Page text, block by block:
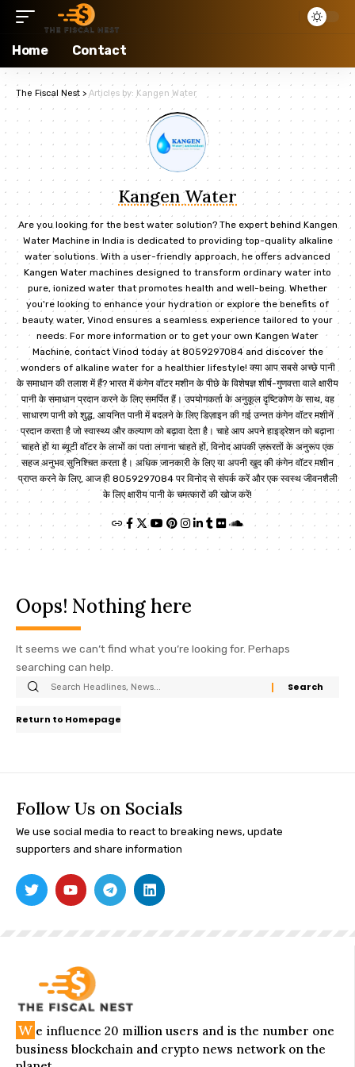
Home Contact
The Fiscal Nest > Articles by: Kangen Water
Kangen Water
Are you looking for the best water solution? The expert behindKangen
WaterMachine in India is dedicated to providing top-quality alkaline
water solutions. With a user-friendly approach, he offers advanced
Kangen Water machines designed to transform ordinary water into
pure, ionized water that promotes health and well-being. Whether
you're looking to enhance your hydration or explore the benefits of
beauty water, Vinod ensures a seamless experience tailored to your
needs. For more information or to get your ownKangen Water
Machine, contact Vinod today at 8059297084 and discover the
wonders of alkaline water for a healthier lifestyle! क्या आप सबसे अच्छे पानी
के समाधान की तलाश में हैं? भारत में कंगेन वॉटर मशीन के पीछे के विशेषज्ञ शीर्ष-गुणवत्ता वाले क्षारीय
पानी के समाधान प्रदान करने के लिए समर्पित हैं। उपयोगकर्ता के अनुकूल दृष्टिकोण के साथ, वह
साधारण पानी को शुद्ध, आयनित पानी में बदलने के लिए डिज़ाइन की गई उन्नत कंगेन वॉटर मशीनें
प्रदान करता है जो स्वास्थ्य और कल्याण को बढ़ावा देता है। चाहे आप अपने हाइड्रेशन को बढ़ाना
चाहते हों या ब्यूटी वॉटर के लाभों का पता लगाना चाहते हों, विनोद आपकी ज़रूरतों के अनुरूप एक
सहज अनुभव सुनिश्चित करता है। अधिक जानकारी के लिए या अपनी खुद की कंगेन वॉटर मशीन
प्राप्त करने के लिए, आज ही 8059297084 पर विनोद से संपर्क करें और एक स्वस्थ जीवनशैली
के लिए क्षारीय पानी के चमत्कारों की खोज करें!
Oops! Nothing here
It seems we can’t find what you’re looking for. Perhaps
searching can help.
Return to Homepage
Follow Us on Socials
We use social media to react to breaking news, update
supporters and share information
W e influence 20 million users and is the number one
business blockchain and crypto news network on the